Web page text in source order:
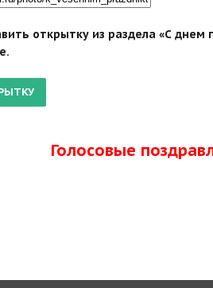
открытку из раздела «С днем
Голосовые